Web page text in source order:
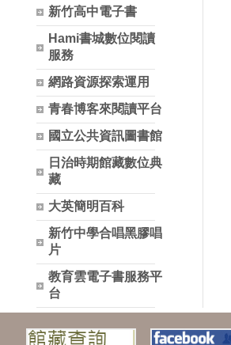
新竹高中電子書
Hami書城數位閱讀
服務
網路資源探索運用
青春博客來閱讀平台
國立公共資訊圖書館
日治時期館藏數位典
藏
大英簡明百科
新竹中學合唱黑膠唱
片
教育雲電子書服務平
台